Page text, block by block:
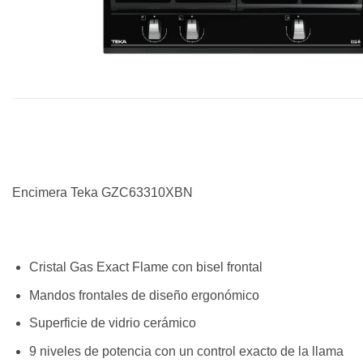
Encimera Teka GZC63310XBN
Cristal Gas Exact Flame con bisel frontal
Mandos frontales de diseño ergonómico
Superficie de vidrio cerámico
9 niveles de potencia con un control exacto de la llama